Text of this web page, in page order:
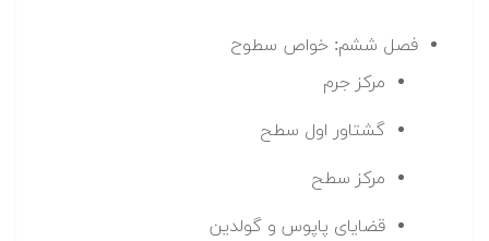
فصل ششم: خواص سطوح
مرکز جرم
گشتاور اول سطح
مرکز سطح
قضایای پاپوس و گولدین